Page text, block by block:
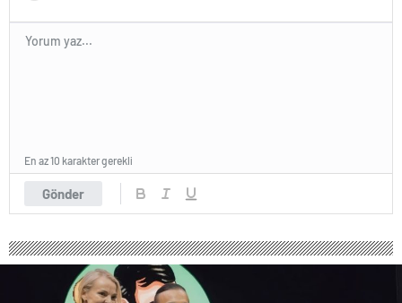
Gönder
En az 10 karakter gerekli